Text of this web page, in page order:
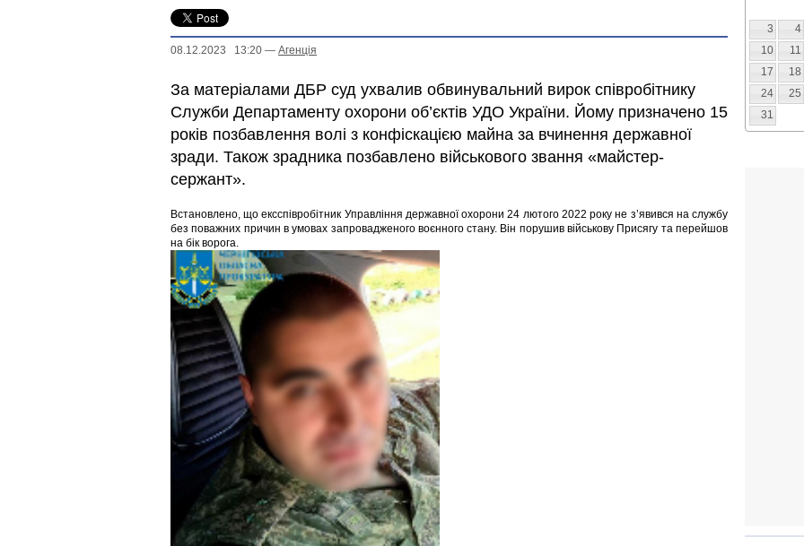
08.12.2023 13:20 — Агенцiя
За матеріалами ДБР суд ухвалив обвинувальний вирок співробітнику
Служби Департаменту охорони об’єктів УДО України. Йому призначено 15
років позбавлення волі з конфіскацією майна за вчинення державної
зради. Також зрадника позбавлено військового звання «майстер-
сержант».
Встановлено, що ексспівробітник Управління державної охорони 24 лютого 2022 року не з’явився на службу
без поважних причин в умовах запровадженого воєнного стану. Він порушив військову Присягу та перейшов
на бік ворога.
3
4
10
11
17
18
24
25
31